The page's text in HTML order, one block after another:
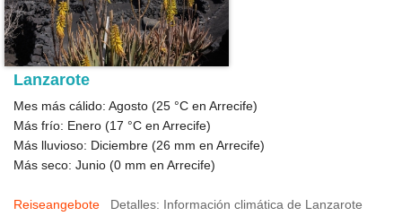
Lanzarote
Mes más cálido: Agosto (25 °C en Arrecife)
Más frío: Enero (17 °C en Arrecife)
Más lluvioso: Diciembre (26 mm en Arrecife)
Más seco: Junio (0 mm en Arrecife)
Reiseangebote Detalles: Información climática de Lanzarote